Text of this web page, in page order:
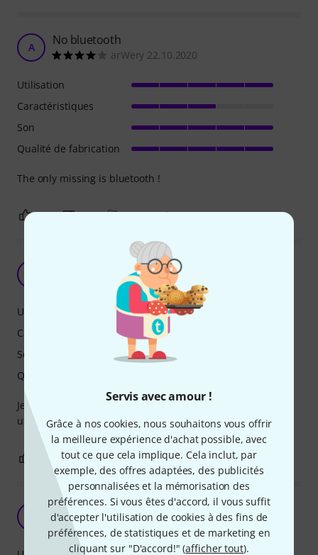
Servis avec amour !
Grâce à nos cookies, nous souhaitons vous offrir
la meilleure expérience d'achat possible, avec
tout ce que cela implique. Cela inclut, par
exemple, des offres adaptées, des publicités
personnalisées et la mémorisation des
préférences. Si vous êtes d'accord, il vous suffit
d'accepter l'utilisation de cookies à des fins de
préférences, de statistiques et de marketing en
cliquant sur "D'accord!" (afficher tout).
A No bluetooth
arWery 22.10.2020
The only missing is bluetooth !
Utilisation
Caractéristiques
Son
Qualité de fabrication
2 0 SIGNALER L'ÉVALUATION
Nat72 25.03.2022
Je suis super contente de mon ampli, super son, simple à
utiliser. Top
Utilisation
Caractéristiques
Son
Qualité de fabrication
0 SIGNALER L'ÉVALUATION
Parfait
UtSeb 06.06.2020